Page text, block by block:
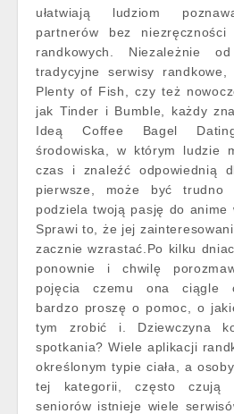
ułatwiają ludziom
partnerów bez
randkowych. Niezależnie
tradycyjne serwisy
Plenty of Fish, czy też
jak Tinder i Bumble, każdy
Ideą Coffee Bagel
środowiska, w którym ludzie
czas i znaleźć odpowiednią
pierwsze, może być trudno
podziela twoją pasję do anime
Sprawi to, że jej
zacznie wzrastać.Po kilku
ponownie i chwilę
pojęcia czemu ona ciągle
bardzo proszę o pomoc, o
tym zrobić i. Dziewczyna
spotkania? Wiele aplikacji
określonym typie ciała, a
tej kategorii, często czują
seniorów istnieje wiele